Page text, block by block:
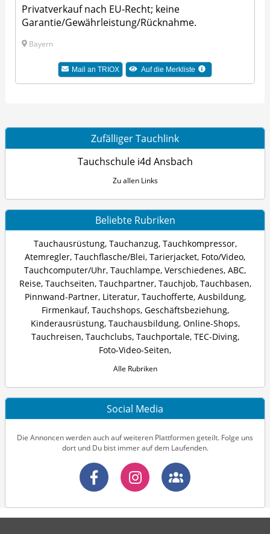
Privatverkauf nach EU-Recht; keine
Garantie/Gewährleistung/Rücknahme.
Bayern
Mail an TRIOX Auf die Merkliste
Zufälliger Tauchlink
Tauchschule i4d Ansbach
Zu allen Links
Beliebte Rubriken
Tauchausrüstung, Tauchanzug, Tauchkompressor,
Atemregler, Tauchflasche/Blei, Tarierjacket, Foto/Video,
Tauchcomputer/Uhr, Tauchlampe, Verschiedenes, ABC,
Reise, Tauchseiten, Tauchpartner, Tauchjob, Tauchbasen,
Pinnwand-Partner, Literatur, Tauchofferte, Ausbildung,
Firmenkauf, Tauchshops, Geschäftsbeziehung,
Kinderausrüstung, Tauchausbildung, Online-Shops,
Tauchreisen, Tauchclubs, Tauchportale, TEC-Diving,
Foto-Video-Seiten,
Alle Rubriken
Social Media
Die Annoncen werden auch auf weiteren Plattformen geteilt. Folge uns
dort und Du bist immer auf dem Laufenden.